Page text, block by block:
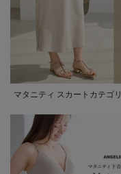
マタニティ スカートカテゴリ